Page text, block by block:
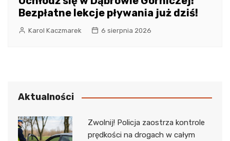
Bezpłatne lekcje pływania już dziś!
Karol Kaczmarek 6 sierpnia 2026
Aktualności
Zwolnij! Policja zaostrza kontrole
prędkości na drogach w całym